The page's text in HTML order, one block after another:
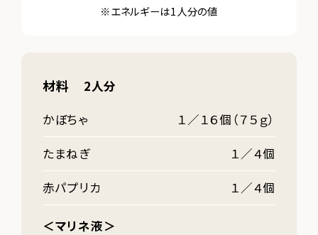
※エネルギーは1人分の値
材料
2人分
かぼちゃ
１／１６個（７５ｇ）
たまねぎ
１／４個
赤パプリカ
１／４個
＜マリネ液＞